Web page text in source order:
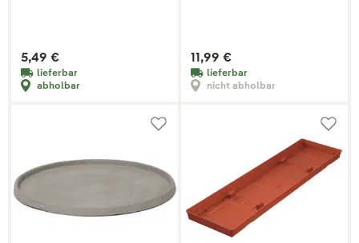
5,49 €
lieferbar
abholbar
11,99 €
lieferbar
nicht abholbar